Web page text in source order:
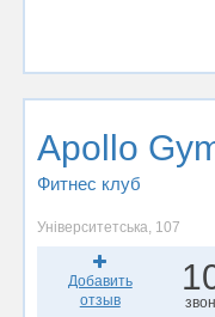
Apollo
Фитнес клуб
Університетська, 107
Добавить
отзыв